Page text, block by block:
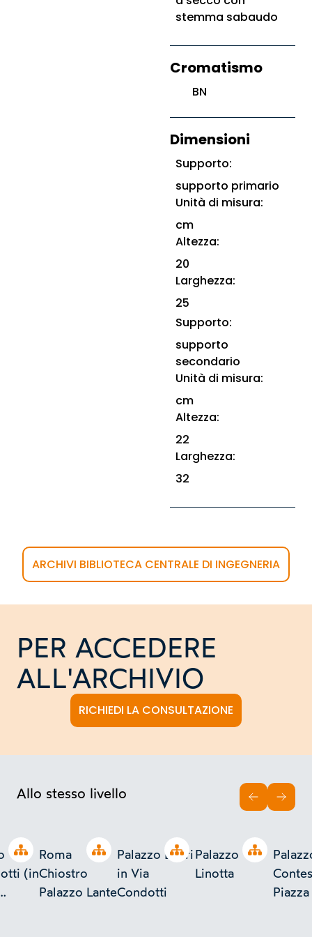
stemma sabaudo
Cromatismo
BN
Dimensioni
Supporto:
supporto primario
Unità di misura:
cm
Altezza:
20
Larghezza:
25
Supporto:
supporto
secondario
Unità di misura:
cm
Altezza:
22
Larghezza:
32
ARCHIVI BIBLIOTECA CENTRALE DI INGEGNERIA
PER ACCEDERE
ALL'ARCHIVIO
RICHIEDI LA CONSULTAZIONE
Allo stesso livello
Open tree
(in
Open tree
Roma
Chiostro
Palazzo Lante
Open tree
Palazzo Lepri
in Via
Condotti
Open tree
Palazzo
Linotta
INDIETRO